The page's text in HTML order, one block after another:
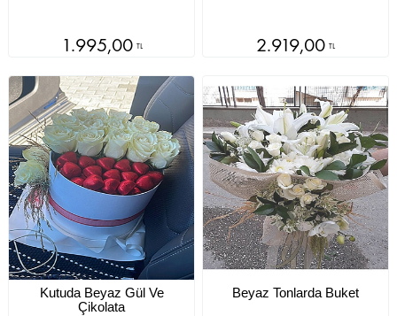
1.995,00 TL 2.919,00 TL
Kutuda Beyaz Gül Ve
Çikolata
Beyaz Tonlarda Buket